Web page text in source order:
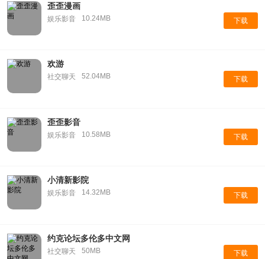
歪歪漫画
娱乐影音 10.24MB 下载
欢游
社交聊天 52.04MB 下载
歪歪影音
娱乐影音 10.58MB 下载
小清新影院
娱乐影音 14.32MB 下载
约克论坛多伦多中文网
社交聊天 50MB 下载